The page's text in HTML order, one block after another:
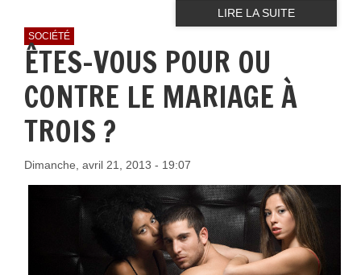
LIRE LA SUITE
SOCIÉTÉ
ÊTES-VOUS POUR OU
CONTRE LE MARIAGE À
TROIS ?
Dimanche, avril 21, 2013 - 19:07